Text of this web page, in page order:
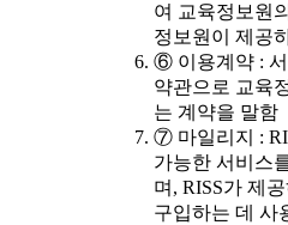
여 교육정보원
정보원이 제공
⑥ 이용계약 : 서
약관으로 교육
는 계약을 말함
⑦ 마일리지 :
가능한 서비스
며, RISS가 제
구입하는 데 사